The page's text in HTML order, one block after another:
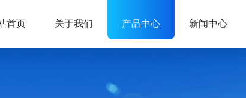
首页 关于我们 产品中心 新闻中心